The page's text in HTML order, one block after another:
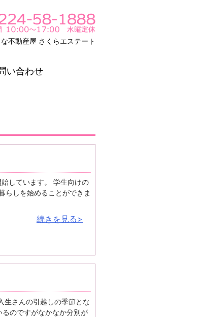
不動産屋 さくらエステート
い合わせ
しています。 学生向けの
らしを始めることができま
続きを見る>
生さんの引越しの季節とな
のですがなかなか分別が